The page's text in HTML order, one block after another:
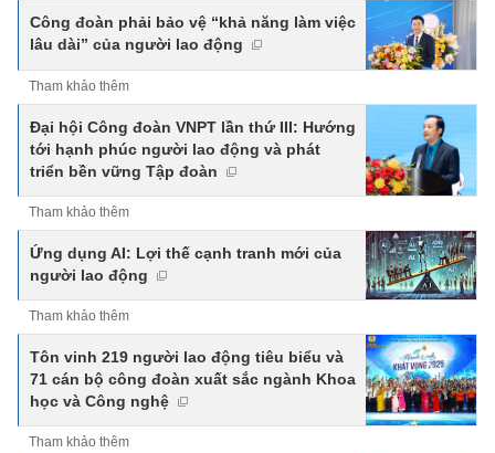
Công đoàn phải bảo vệ “khả năng làm việc
lâu dài” của người lao động
Tham khảo thêm
Đại hội Công đoàn VNPT lần thứ III: Hướng
tới hạnh phúc người lao động và phát
triển bền vững Tập đoàn
Tham khảo thêm
Ứng dụng AI: Lợi thế cạnh tranh mới của
người lao động
Tham khảo thêm
Tôn vinh 219 người lao động tiêu biểu và
71 cán bộ công đoàn xuất sắc ngành Khoa
học và Công nghệ
Tham khảo thêm